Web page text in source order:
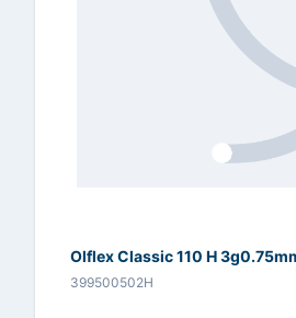
Olflex Classic 110 H
399500502H